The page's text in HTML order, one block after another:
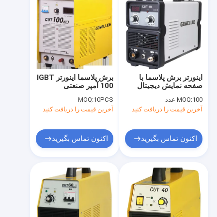
محصولات
فیلم های
برش پلاسما اینورتر IGBT
100 آمپر صنعتی
MOQ:10PCS
آخرین قیمت را دریافت کنید
اکنون تماس بگیرید
اینورتر برش پلاسما با
صفحه نمایش دیجیتال
MOQ:100 عدد
آخرین قیمت را دریافت کنید
اکنون تماس بگیرید